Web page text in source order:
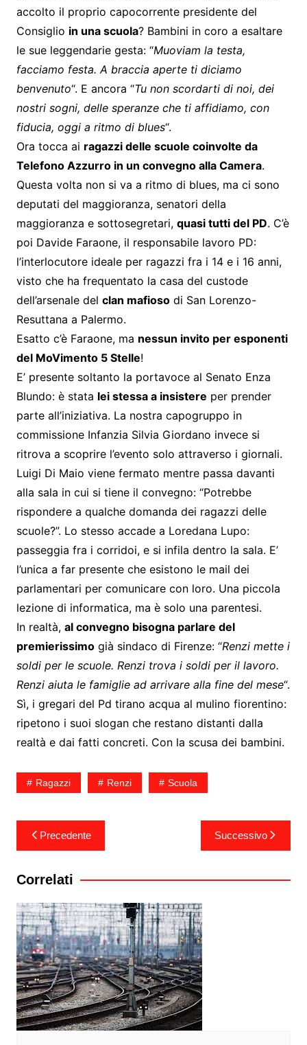
accolto il proprio capocorrente presidente del
Consiglio in una scuola? Bambini in coro a esaltare
le sue leggendarie gesta: “Muoviam la testa,
facciamo festa. A braccia aperte ti diciamo
benvenuto“. E ancora “Tu non scordarti di noi, dei
nostri sogni, delle speranze che ti affidiamo, con
fiducia, oggi a ritmo di blues“.
Ora tocca ai ragazzi delle scuole coinvolte da
Telefono Azzurro in un convegno alla Camera.
Questa volta non si va a ritmo di blues, ma ci sono
deputati del maggioranza, senatori della
maggioranza e sottosegretari, quasi tutti del PD. C’è
poi Davide Faraone, il responsabile lavoro PD:
l’interlocutore ideale per ragazzi fra i 14 e i 16 anni,
visto che ha frequentato la casa del custode
dell’arsenale del clan mafiosodi San Lorenzo-
Resuttana a Palermo.
Esatto c’è Faraone, ma nessun invito per esponenti
del MoVimento 5 Stelle!
E’ presente soltanto la portavoce al Senato Enza
Blundo: è stata lei stessa a insistere per prender
parte all’iniziativa. La nostra capogruppo in
commissione Infanzia Silvia Giordano invece si
ritrova a scoprire l’evento solo attraverso i giornali.
Luigi Di Maio viene fermato mentre passa davanti
alla sala in cui si tiene il convegno: “Potrebbe
rispondere a qualche domanda dei ragazzi delle
scuole?”. Lo stesso accade a Loredana Lupo:
passeggia fra i corridoi, e si infila dentro la sala. E’
l’unica a far presente che esistono le mail dei
parlamentari per comunicare con loro. Una piccola
lezione di informatica, ma è solo una parentesi.
In realtà, al convegno bisogna parlare del
premierissimogià sindaco di Firenze: “Renzi mette i
soldi per le scuole. Renzi trova i soldi per il lavoro.
Renzi aiuta le famiglie ad arrivare alla fine del mese“.
Sì, i gregari del Pd tirano acqua al mulino fiorentino:
ripetono i suoi slogan che restano distanti dalla
realtà e dai fatti concreti. Con la scusa dei bambini.
Ragazzi Renzi Scuola
Navigazione
articoli
Precedente Successivo
Correlati